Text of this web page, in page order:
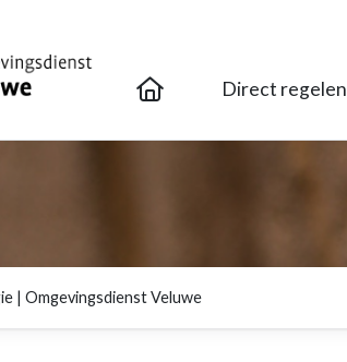
Direct regelen
| Omgevingsdienst Veluwe